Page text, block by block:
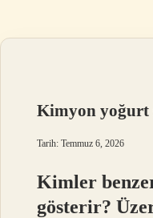
Kimyon yoğurt
Tarih: Temmuz 6, 2026
Kimler
gösterir?